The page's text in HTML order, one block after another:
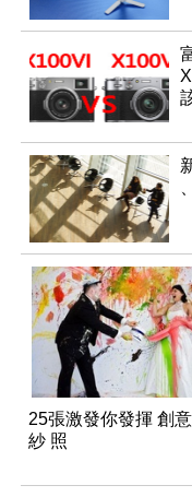
25張激發你發揮 創
紗 照